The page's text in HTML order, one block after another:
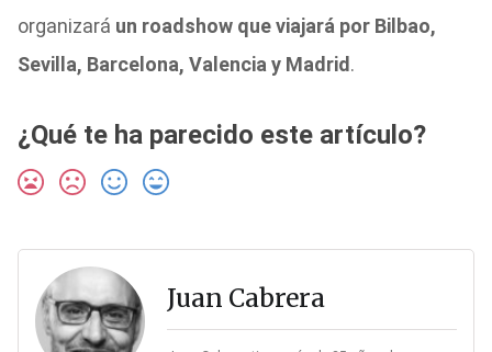
organizará un roadshow que viajará por Bilbao,
Sevilla, Barcelona, Valencia y Madrid .
¿Qué te ha parecido este artículo?
Juan Cabrera